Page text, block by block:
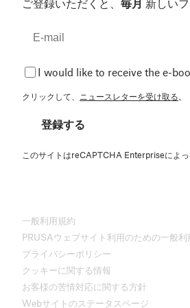
I would like to receive the e-
クリックして、 ニュースレターを受け取る。
登録する
このサイトはreCAPTCHA Enterpriseによ
一般利用規約
PRUSAウェブサイト利用のための一般利
プライバシーポリシー
クッキーに関する情報
お客様の苦情対応に関する方針
Webサイトのステータスページ